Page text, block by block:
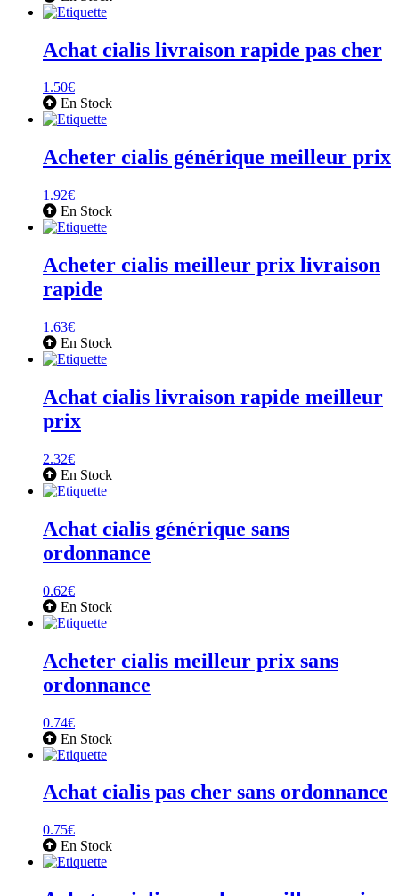
Achat cialis livraison rapide pas cher
1.50€
En Stock
Acheter cialis générique meilleur prix
1.92€
En Stock
Acheter cialis meilleur prix livraison
rapide
1.63€
En Stock
Achat cialis livraison rapide meilleur
prix
2.32€
En Stock
Achat cialis générique sans
ordonnance
0.62€
En Stock
Acheter cialis meilleur prix sans
ordonnance
0.74€
En Stock
Achat cialis pas cher sans ordonnance
0.75€
En Stock